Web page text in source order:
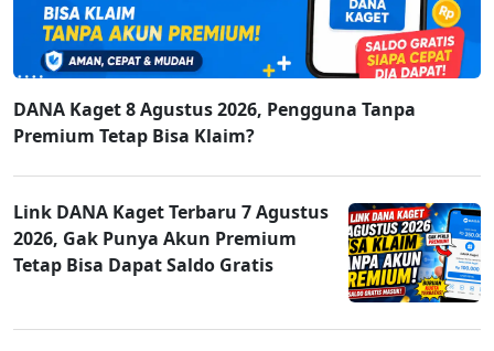
DANA Kaget 8 Agustus 2026, Pengguna Tanpa
Premium Tetap Bisa Klaim?
Link DANA Kaget Terbaru 7 Agustus
2026, Gak Punya Akun Premium
Tetap Bisa Dapat Saldo Gratis